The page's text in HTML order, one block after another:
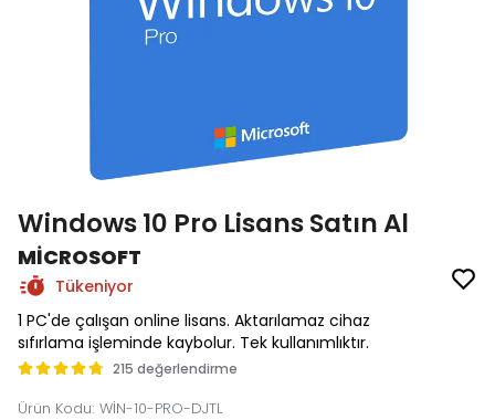
Windows 10 Pro Lisans Satın Al
MİCROSOFT
Tükeniyor
1 PC'de çalışan online lisans. Aktarılamaz cihaz
sıfırlama işleminde kaybolur. Tek kullanımlıktır.
215 değerlendirme
Ürün Kodu: WİN-10-PRO-DJTL